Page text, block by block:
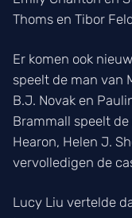
Thoms en Tibor
Er komen ook
speelt de man van
B.J. Novak en
Brammall speelt
Hearon, Helen J.
vervolledigen de
Lucy Liu vertelde